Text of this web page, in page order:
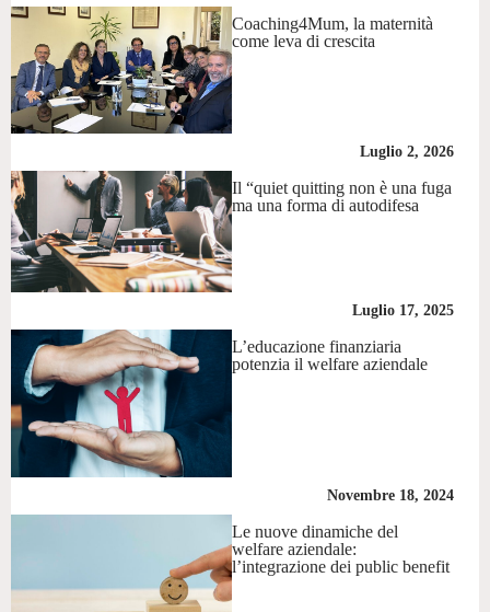
Coaching4Mum, la maternità
come leva di crescita
Luglio 2, 2026
Il “quiet quitting non è una fuga
ma una forma di autodifesa
Luglio 17, 2025
L’educazione finanziaria
potenzia il welfare aziendale
Novembre 18, 2024
Le nuove dinamiche del
welfare aziendale:
l’integrazione dei public benefit